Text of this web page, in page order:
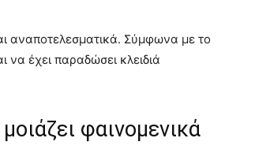
αναποτελεσματικά. Σύμφωνα με το
να έχει παραδώσει κλειδιά
φαινομενικά